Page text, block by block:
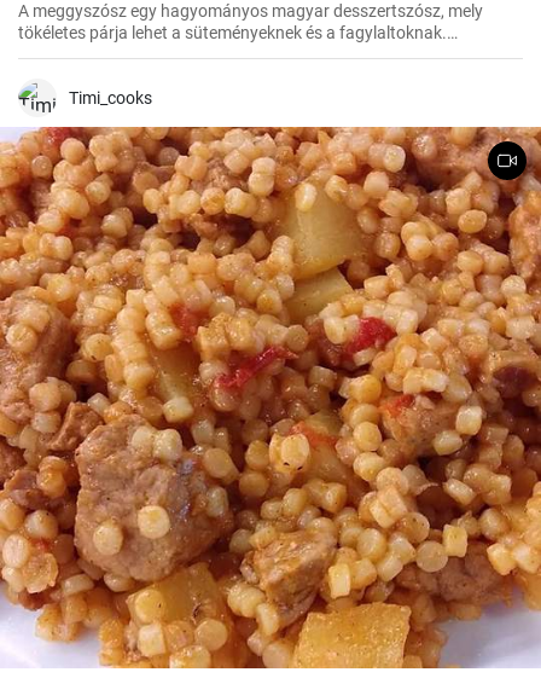
A meggyszósz egy hagyományos magyar desszertszósz, mely
tökéletes párja lehet a süteményeknek és a fagylaltoknak.
Fagyasztott meggyből készítve pedig bármikor élvezhetjük ezt a
Timi_cooks